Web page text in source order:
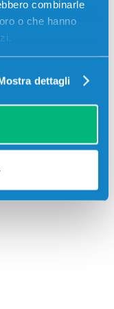
combinarle
o che hanno
dettagli